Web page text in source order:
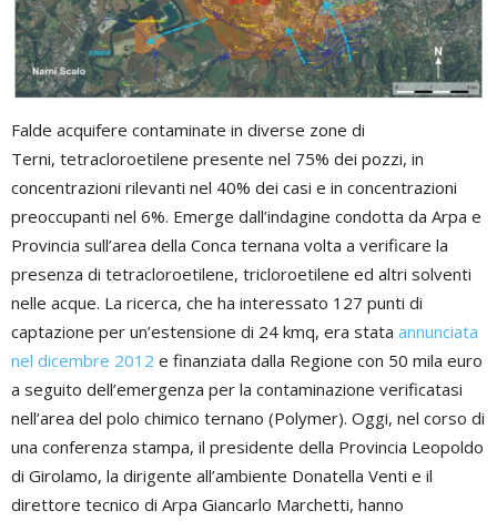
Falde acquifere contaminate in diverse zone di
Terni, tetracloroetilene presente nel 75% dei pozzi, in
concentrazioni rilevanti nel 40% dei casi e in concentrazioni
preoccupanti nel 6%. Emerge dall’indagine condotta da Arpa e
Provincia sull’area della Conca ternana volta a verificare la
presenza di tetracloroetilene, tricloroetilene ed altri solventi
nelle acque. La ricerca, che ha interessato 127 punti di
captazione per un’estensione di 24 kmq, era stata annunciata
nel dicembre 2012 e finanziata dalla Regione con 50 mila euro
a seguito dell’emergenza per la contaminazione verificatasi
nell’area del polo chimico ternano (Polymer). Oggi, nel corso di
una conferenza stampa, il presidente della Provincia Leopoldo
di Girolamo, la dirigente all’ambiente Donatella Venti e il
direttore tecnico di Arpa Giancarlo Marchetti, hanno